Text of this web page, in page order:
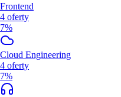
Frontend
4 oferty
7%
Cloud Engineering
4 oferty
7%